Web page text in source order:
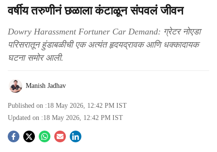
वर्षीय तरुणीनं छळाला कंटाळून संपवलं जीवन
Dowry Harassment Fortuner Car Demand: ग्रेटर नोएडा
परिसरातून हुंडाबळीची एक अत्यंत हृदयद्रावक आणि धक्कादायक
घटना समोर आली.
Manish Jadhav
Published on :18 May 2026, 12:42 PM IST
Updated on :18 May 2026, 12:42 PM IST
S